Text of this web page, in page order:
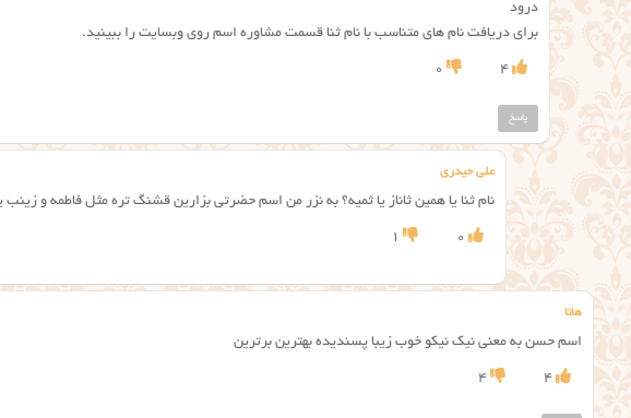
درود
برای دریافت نام های متناسب با نام ثنا قسمت مشاوره اسم روی وبسایت را ببینید.
4
0
پاسخ
علی حیدری
نام ثنا یا همین ثاناز یا ثمیه؟ به نزر من اسم حضرتی بزارین قشنگ تره مثل فاطمه و
0
1
هانا
اسم حسن به معنی نیک نیکو خوب زیبا پسندیده بهترین برترین
4
4